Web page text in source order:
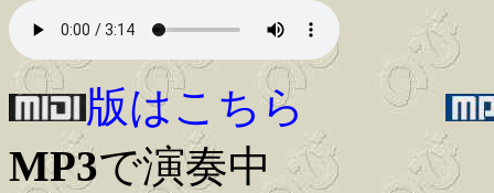
版はこちら
MP3で演奏中